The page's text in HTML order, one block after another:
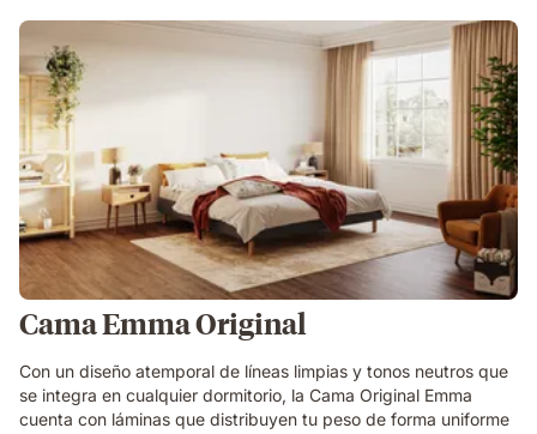
Cama Emma Original
Con un diseño atemporal de líneas limpias y tonos neutros que
se integra en cualquier dormitorio, la Cama Original Emma
cuenta con láminas que distribuyen tu peso de forma uniforme